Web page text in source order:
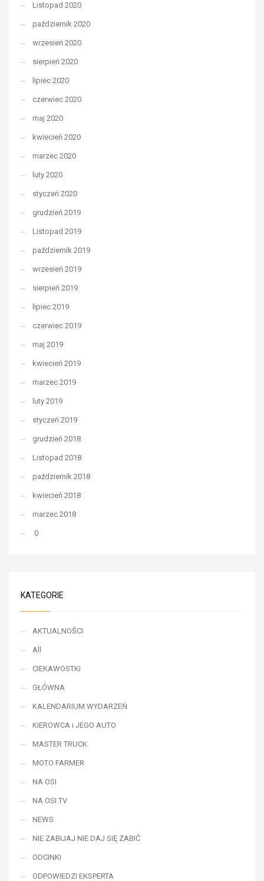
Listopad 2020
październik 2020
wrzesień 2020
sierpień 2020
lipiec 2020
czerwiec 2020
maj 2020
kwiecień 2020
marzec 2020
luty 2020
styczeń 2020
grudzień 2019
Listopad 2019
październik 2019
wrzesień 2019
sierpień 2019
lipiec 2019
czerwiec 2019
maj 2019
kwiecień 2019
marzec 2019
luty 2019
styczeń 2019
grudzień 2018
Listopad 2018
październik 2018
kwiecień 2018
marzec 2018
0
KATEGORIE
AKTUALNOŚCI
All
CIEKAWOSTKI
GŁÓWNA
KALENDARIUM WYDARZEŃ
KIEROWCA i JEGO AUTO
MASTER TRUCK
MOTO FARMER
NA OSI
NA OSI TV
NEWS
NIE ZABIJAJ NIE DAJ SIĘ ZABIĆ
ODCINKI
ODPOWIEDZI EKSPERTA